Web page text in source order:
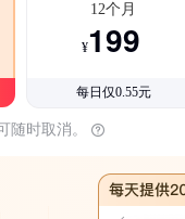
12个月
¥199
每日仅0.55元
随时取消。